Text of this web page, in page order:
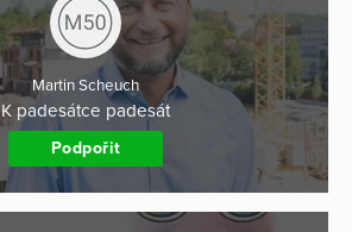
Martin Scheuch
K padesátce padesát
Podpořit